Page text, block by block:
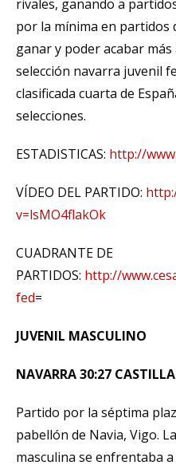
rivales, ganando a
por la mínima en partidos
ganar y poder acabar
selección navarra juvenil
clasificada cuarta de
selecciones.
ESTADISTICAS: http://
VÍDEO DEL PARTIDO:
v=lsMO4flakOk
CUADRANTE DE
PARTIDOS: http://
fed=
JUVENIL MASCULINO
NAVARRA 30:27
Partido por la séptima
pabellón de Navia, Vigo.
masculina se enfrentaba